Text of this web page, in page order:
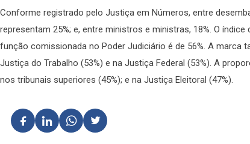
Conforme registrado pelo Justiça em Números, entre
representam 25%; e, entre ministros e ministras, 18%. O
função comissionada no Poder Judiciário é de 56%. A marca
Justiça do Trabalho (53%) e na Justiça Federal (53%). A
nos tribunais superiores (45%); e na Justiça Eleitoral (47%).